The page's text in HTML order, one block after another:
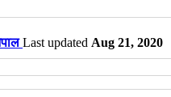
Last updated Aug 21, 2020